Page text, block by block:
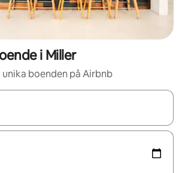
i Miller
boenden på Airbnb
tillgängliga kan du navigera med upp- och